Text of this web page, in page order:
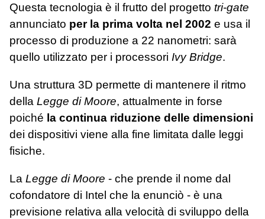
Questa tecnologia è il frutto del progetto tri-gate
annunciato per la prima volta nel 2002 e usa il
processo di produzione a 22 nanometri: sarà
quello utilizzato per i processori Ivy Bridge.
Una struttura 3D permette di mantenere il ritmo
della Legge di Moore, attualmente in forse
poiché la continua riduzione delle dimensioni
dei dispositivi viene alla fine limitata dalle leggi
fisiche.
La Legge di Moore - che prende il nome dal
cofondatore di Intel che la enunciò - è una
previsione relativa alla velocità di sviluppo della